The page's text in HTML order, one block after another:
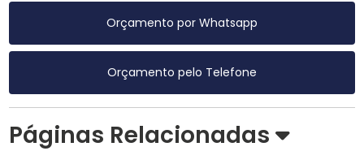
Orçamento por Whatsapp
Orçamento pelo Telefone
Páginas Relacionadas